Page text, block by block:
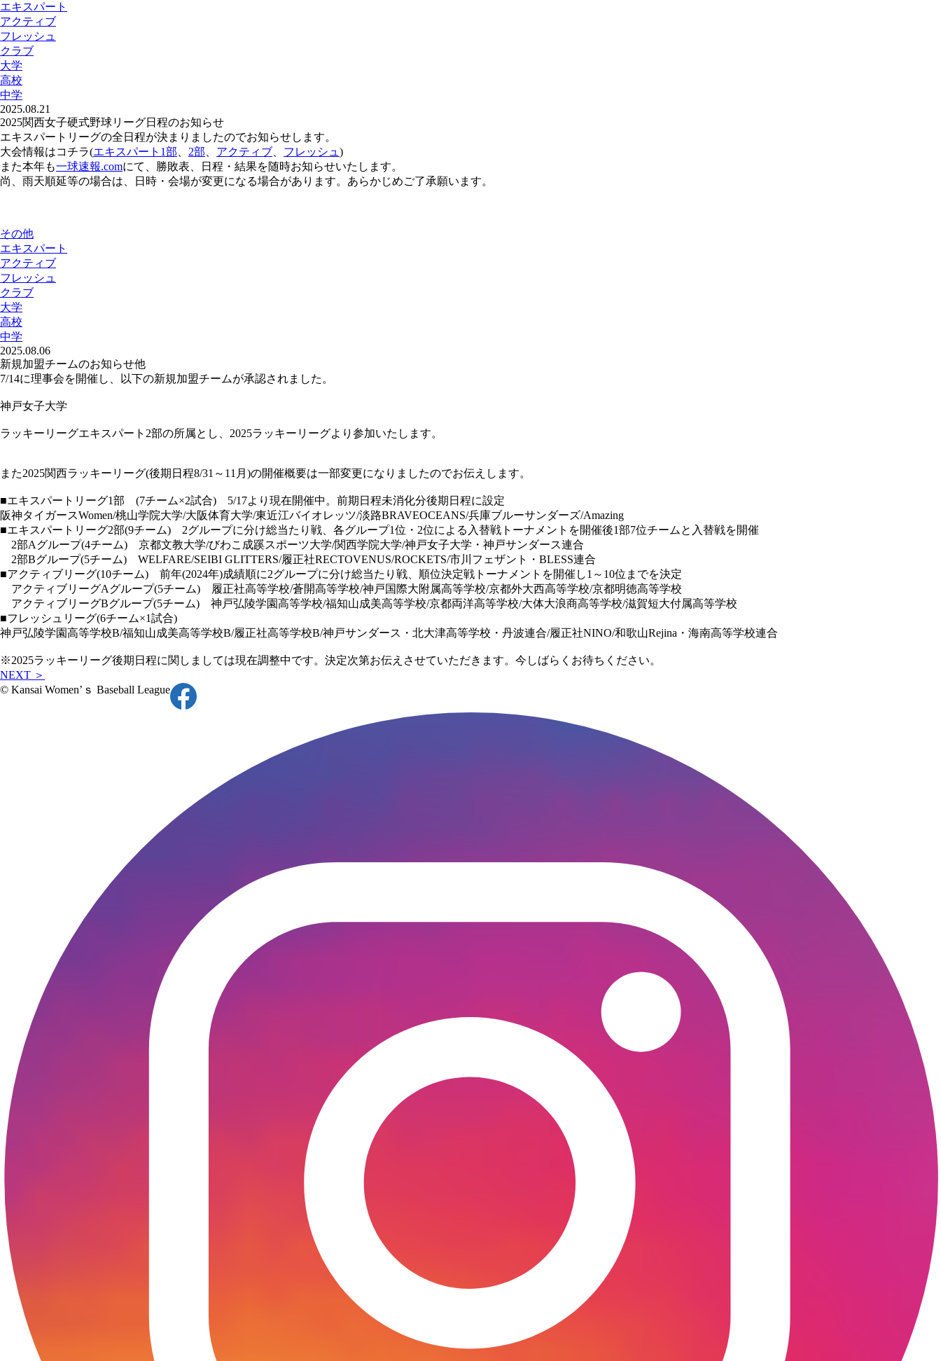
エキスパート
アクティブ
フレッシュ
クラブ
大学
高校
中学
2025.08.21
2025関西女子硬式野球リーグ日程のお知らせ
エキスパートリーグの全日程が決まりましたのでお知らせします。
大会情報はコチラ(エキスパート1部 2部 アクティブ フレッシュ )
また本年も一球速報.comにて、勝敗表、日程・結果を随時お知らせいたします。
尚、雨天順延等の場合は、日時・会場が変更になる場合があります。あらかじめご了承願います。
その他
エキスパート
アクティブ
フレッシュ
クラブ
大学
高校
中学
2025.08.06
新規加盟チームのお知らせ他
7/14に理事会を開催し、以下の新規加盟チームが承認されました。
神戸女子大学
ラッキーリーグエキスパート2部の所属とし、2025ラッキーリーグより参加いたします。
また2025関西ラッキーリーグ(後期日程8/31～11月)の開催概要は一部変更になりましたのでお伝えします。
■エキスパートリーグ1部 (7チーム×2試合) 5/17より現在開催中。前期日程未消化分後期日程に設定
阪神タイガースWomen/桃山学院大学/大阪体育大学/東近江バイオレッツ/淡路BRAVEOCEANS/兵庫ブルーサンダーズ/Amazing
■エキスパートリーグ2部(9チーム) 2グループに分け総当たり戦、各グループ1位・2位による入替戦トーナメントを開催後1部7位チームと入替戦を開催
2部Aグループ(4チーム) 京都文教大学/びわこ成蹊スポーツ大学/関西学院大学/神戸女子大学・神戸サンダース連合
2部Bグループ(5チーム) WELFARE/SEIBI GLITTERS/履正社RECTOVENUS/ROCKETS/市川フェザント・BLESS連合
■アクティブリーグ(10チーム) 前年(2024年)成績順に2グループに分け総当たり戦、順位決定戦トーナメントを開催し1～10位までを決定
アクティブリーグAグループ(5チーム) 履正社高等学校/蒼開高等学校/神戸国際大附属高等学校/京都外大西高等学校/京都明徳高等学校
アクティブリーグBグループ(5チーム) 神戸弘陵学園高等学校/福知山成美高等学校/京都両洋高等学校/大体大浪商高等学校/滋賀短大付属高等学校
■フレッシュリーグ(6チーム×1試合)
神戸弘陵学園高等学校B/福知山成美高等学校B/履正社高等学校B/神戸サンダース・北大津高等学校・丹波連合/履正社NINO/和歌山Rejina・海南高等学校連合
※2025ラッキーリーグ後期日程に関しましては現在調整中です。決定次第お伝えさせていただきます。今しばらくお待ちください。
NEXT ＞
© Kansai Women’ｓ Baseball League